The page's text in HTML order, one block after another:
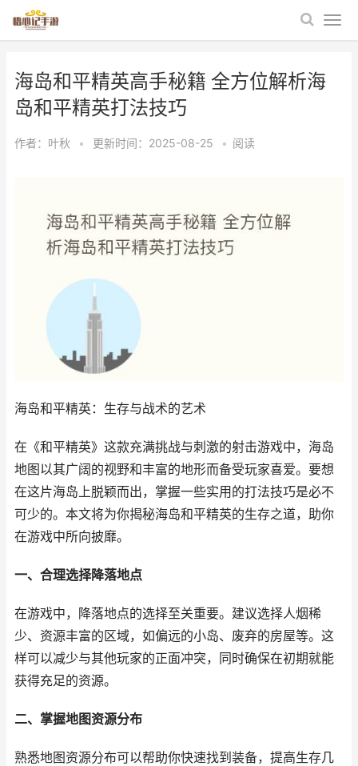
海岛和平精英高手秘籍 全方位解析海
岛和平精英打法技巧
作者： 叶秋 • 更新时间：2025-08-25 • 阅读
海岛和平精英：生存与战术的艺术
在《和平精英》这款充满挑战与刺激的射击游戏中，海岛
地图以其广阔的视野和丰富的地形而备受玩家喜爱。要想
在这片海岛上脱颖而出，掌握一些实用的打法技巧是必不
可少的。本文将为你揭秘海岛和平精英的生存之道，助你
在游戏中所向披靡。
一、合理选择降落地点
在游戏中，降落地点的选择至关重要。建议选择人烟稀
少、资源丰富的区域，如偏远的小岛、废弃的房屋等。这
样可以减少与其他玩家的正面冲突，同时确保在初期就能
获得充足的资源。
二、掌握地图资源分布
熟悉地图资源分布可以帮助你快速找到装备，提高生存几